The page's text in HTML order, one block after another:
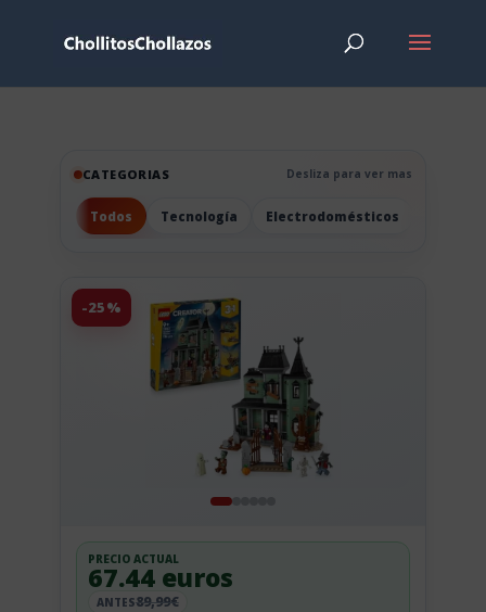
CATEGORIAS Desliza para ver mas
Todos Tecnología Electrodomésticos
-25%
PRECIO ACTUAL
67.44 euros
ANTES89,99€